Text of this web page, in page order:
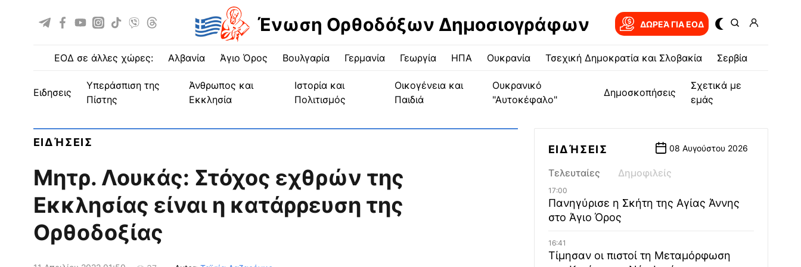
Ένωση Ορθοδόξων Δημοσιογράφων ΔΩΡΕΆ ΓΙΑ EOΔ
ΕΟΔ σε άλλες χώρες: Αλβανία Άγιο Όρος Βουλγαρία Γερμανία Γεωργία ΗΠΑ Ουκρανία Τσεχική Δημοκρατία και Σλοβακία Σερβία
ειδησεις
Υπεράσπιση της
Πίστης
Άνθρωπος και
Εκκλησία
Ιστορία και
Πολιτισμός
Οικογένεια και
Παιδιά
Ουκρανικό
"Αυτοκέφαλο"
Δημοσκοπήσεις
Σχετικά με
εμάς
ΕΙΔΉΣΕΙΣ
Μητρ. Λουκάς: Στόχος εχθρών της
Εκκλησίας είναι η κατάρρευση της
Ορθοδοξίας
ΕΙΔΉΣΕΙΣ 08 Αυγούστου 2026
Τελευταίες Δημοφιλείς
17:00
Πανηγύρισε η Σκήτη της Αγίας Άννης
στο Άγιο Όρος
16:41
Τίμησαν οι πιστοί τη Μεταμόρφωση